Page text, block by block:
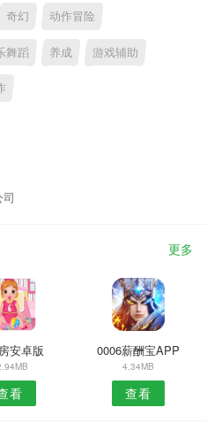
奇幻 动作冒险
舞蹈 养成 游戏辅助
更多
安卓版
看
0006薪酬宝APP
4.34MB
查看